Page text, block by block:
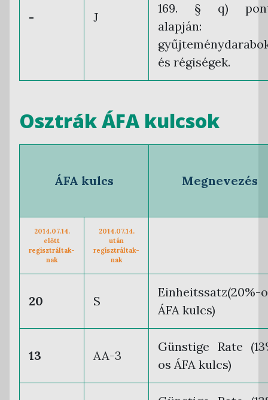
- J
169. § q)
alapján:
és régiségek.
Osztrák ÁFA kulcsok
ÁFA kulcs Megnevezés
2014.07.14.
előtt
regisztráltak-
nak
2014.07.14.
után
regisztráltak-
nak
20 S
Einheitssatz(20%-
ÁFA kulcs)
13 AA-3
Günstige Rate
os ÁFA kulcs)